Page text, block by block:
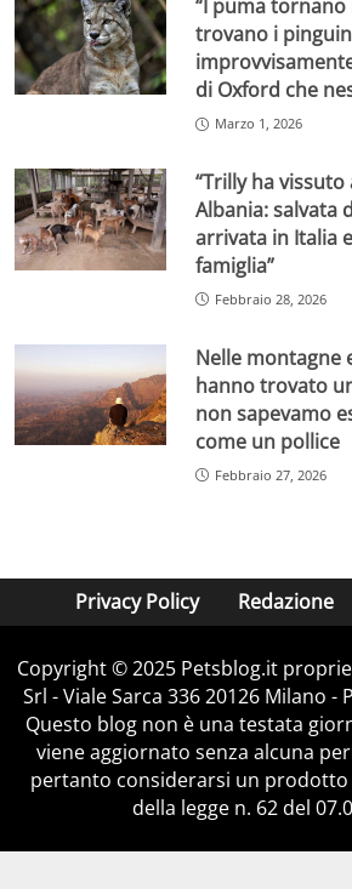
“I puma tornano
trovano i
di Oxford che
Marzo 1, 2026
“Trilly ha
Albania: salvata
arrivata in Italia
famiglia”
Febbraio 28, 2026
Nelle montagne
hanno trovato
non sapevamo
come un pollice
Febbraio 27, 2026
Privacy Policy Redazione
Copyright © 2025 Petsblog.it
Srl - Viale Sarca 336 20126 Milano -
Questo blog non è una testata
viene aggiornato senza alcuna
pertanto considerarsi un prodotto
della legge n. 62 del